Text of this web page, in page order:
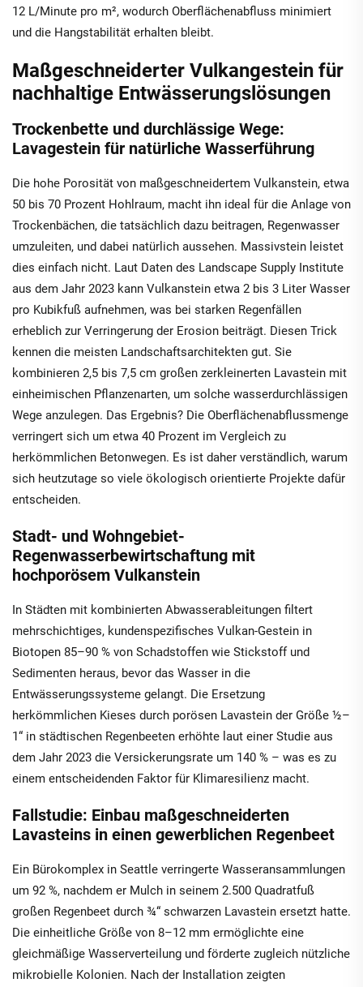
12 L/Minute pro m², wodurch Oberflächenabfluss minimiert
und die Hangstabilität erhalten bleibt.
Maßgeschneiderter Vulkangestein für
nachhaltige Entwässerungslösungen
Trockenbette und durchlässige Wege:
Lavagestein für natürliche Wasserführung
Die hohe Porosität von maßgeschneidertem Vulkanstein, etwa
50 bis 70 Prozent Hohlraum, macht ihn ideal für die Anlage von
Trockenbächen, die tatsächlich dazu beitragen, Regenwasser
umzuleiten, und dabei natürlich aussehen. Massivstein leistet
dies einfach nicht. Laut Daten des Landscape Supply Institute
aus dem Jahr 2023 kann Vulkanstein etwa 2 bis 3 Liter Wasser
pro Kubikfuß aufnehmen, was bei starken Regenfällen
erheblich zur Verringerung der Erosion beiträgt. Diesen Trick
kennen die meisten Landschaftsarchitekten gut. Sie
kombinieren 2,5 bis 7,5 cm großen zerkleinerten Lavastein mit
einheimischen Pflanzenarten, um solche wasserdurchlässigen
Wege anzulegen. Das Ergebnis? Die Oberflächenabflussmenge
verringert sich um etwa 40 Prozent im Vergleich zu
herkömmlichen Betonwegen. Es ist daher verständlich, warum
sich heutzutage so viele ökologisch orientierte Projekte dafür
entscheiden.
Stadt- und Wohngebiet-
Regenwasserbewirtschaftung mit
hochporösem Vulkanstein
In Städten mit kombinierten Abwasserableitungen filtert
mehrschichtiges, kundenspezifisches Vulkan-Gestein in
Biotopen 85–90 % von Schadstoffen wie Stickstoff und
Sedimenten heraus, bevor das Wasser in die
Entwässerungssysteme gelangt. Die Ersetzung
herkömmlichen Kieses durch porösen Lavastein der Größe ½–
1“ in städtischen Regenbeeten erhöhte laut einer Studie aus
dem Jahr 2023 die Versickerungsrate um 140 % – was es zu
einem entscheidenden Faktor für Klimaresilienz macht.
Fallstudie: Einbau maßgeschneiderten
Lavasteins in einen gewerblichen Regenbeet
Ein Bürokomplex in Seattle verringerte Wasseransammlungen
um 92 %, nachdem er Mulch in seinem 2.500 Quadratfuß
großen Regenbeet durch ¾“ schwarzen Lavastein ersetzt hatte.
Die einheitliche Größe von 8–12 mm ermöglichte eine
gleichmäßige Wasserverteilung und förderte zugleich nützliche
mikrobielle Kolonien. Nach der Installation zeigten